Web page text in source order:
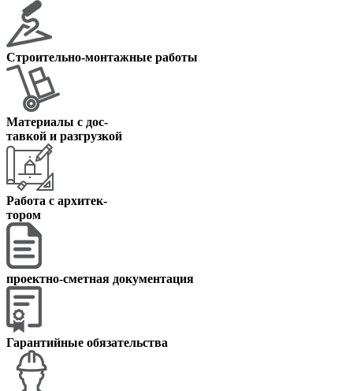
Строительно-монтажные работы
Материалы с дос-
тавкой и разгрузкой
Работа с архитек-
тором
проектно-сметная документация
Гарантийные обязательства